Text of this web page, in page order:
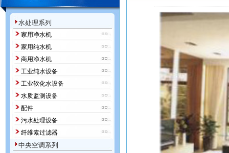
水处理系列
家用净水机
家用纯水机
商用净水机
工业纯水设备
工业软化水设备
水质监测设备
配件
污水处理设备
纤维素过滤器
中央空调系列